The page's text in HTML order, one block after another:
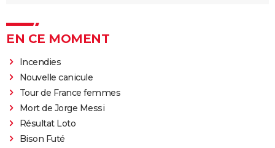
EN CE MOMENT
Incendies
Nouvelle canicule
Tour de France femmes
Mort de Jorge Messi
Résultat Loto
Bison Futé